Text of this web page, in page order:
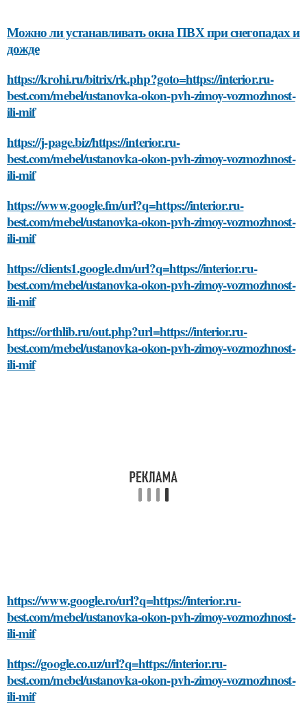
Можно ли устанавливать окна ПВХ при снегопадах и
дожде
https://krohi.ru/bitrix/rk.php?goto=https://interior.ru-
best.com/mebel/ustanovka-okon-pvh-zimoy-vozmozhnost-
ili-mif
https://j-page.biz/https://interior.ru-
best.com/mebel/ustanovka-okon-pvh-zimoy-vozmozhnost-
ili-mif
https://www.google.fm/url?q=https://interior.ru-
best.com/mebel/ustanovka-okon-pvh-zimoy-vozmozhnost-
ili-mif
https://clients1.google.dm/url?q=https://interior.ru-
best.com/mebel/ustanovka-okon-pvh-zimoy-vozmozhnost-
ili-mif
https://orthlib.ru/out.php?url=https://interior.ru-
best.com/mebel/ustanovka-okon-pvh-zimoy-vozmozhnost-
ili-mif
https://www.google.ro/url?q=https://interior.ru-
best.com/mebel/ustanovka-okon-pvh-zimoy-vozmozhnost-
ili-mif
https://google.co.uz/url?q=https://interior.ru-
best.com/mebel/ustanovka-okon-pvh-zimoy-vozmozhnost-
ili-mif